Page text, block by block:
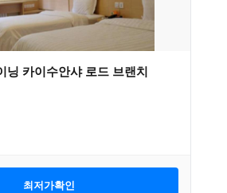
닝 카이수안샤 로드 브랜치
최저가확인